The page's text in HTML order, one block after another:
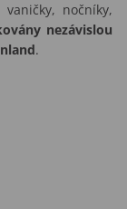
nočníky,
nezávislou
.